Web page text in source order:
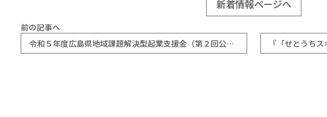
新着情報ページへ
前の記事へ
令和５年度広島県地域課題解決型起業支援金（第２回公募）の審査結果について